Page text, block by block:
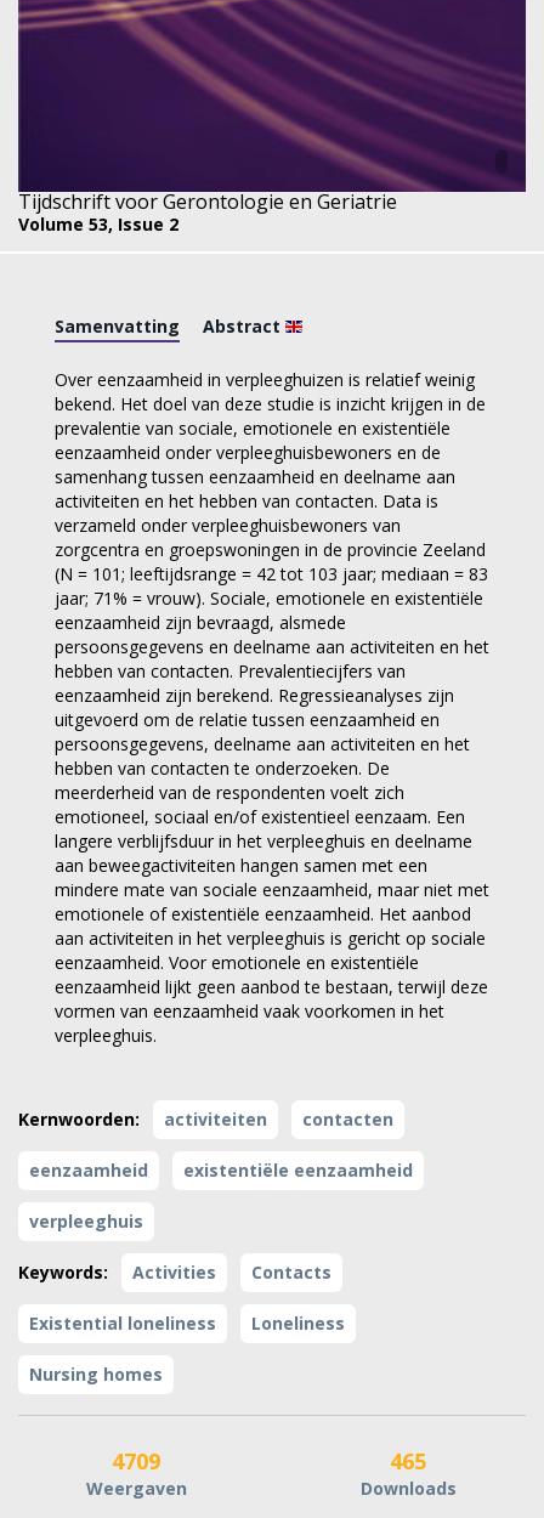
Tijdschrift voor Gerontologie en Geriatrie
Volume 53, Issue 2
Samenvatting Abstract
Over eenzaamheid in verpleeghuizen is relatief weinig
bekend. Het doel van deze studie is inzicht krijgen in de
prevalentie van sociale, emotionele en existentiële
eenzaamheid onder verpleeghuisbewoners en de
samenhang tussen eenzaamheid en deelname aan
activiteiten en het hebben van contacten. Data is
verzameld onder verpleeghuisbewoners van
zorgcentra en groepswoningen in de provincie Zeeland
(N = 101; leeftijdsrange = 42 tot 103 jaar; mediaan = 83
jaar; 71% = vrouw). Sociale, emotionele en existentiële
eenzaamheid zijn bevraagd, alsmede
persoonsgegevens en deelname aan activiteiten en het
hebben van contacten. Prevalentiecijfers van
eenzaamheid zijn berekend. Regressieanalyses zijn
uitgevoerd om de relatie tussen eenzaamheid en
persoonsgegevens, deelname aan activiteiten en het
hebben van contacten te onderzoeken. De
meerderheid van de respondenten voelt zich
emotioneel, sociaal en/of existentieel eenzaam. Een
langere verblijfsduur in het verpleeghuis en deelname
aan beweegactiviteiten hangen samen met een
mindere mate van sociale eenzaamheid, maar niet met
emotionele of existentiële eenzaamheid. Het aanbod
aan activiteiten in het verpleeghuis is gericht op sociale
eenzaamheid. Voor emotionele en existentiële
eenzaamheid lijkt geen aanbod te bestaan, terwijl deze
vormen van eenzaamheid vaak voorkomen in het
verpleeghuis.
Kernwoorden: activiteiten contacten
eenzaamheid existentiële eenzaamheid
verpleeghuis
Keywords: Activities Contacts
Existential loneliness Loneliness
Nursing homes
4709
Weergaven
465
Downloads